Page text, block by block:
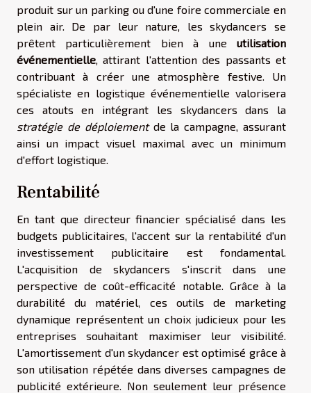
produit sur un parking ou d'une foire commerciale en
plein air. De par leur nature, les skydancers se
prêtent particulièrement bien à une utilisation
événementielle , attirant l'attention des passants et
contribuant à créer une atmosphère festive. Un
spécialiste en logistique événementielle valorisera
ces atouts en intégrant les skydancers dans la
stratégie de déploiementde la campagne, assurant
ainsi un impact visuel maximal avec un minimum
d'effort logistique.
Rentabilité
En tant que directeur financier spécialisé dans les
budgets publicitaires, l'accent sur la rentabilité d'un
investissement publicitaire est fondamental.
L'acquisition de skydancers s'inscrit dans une
perspective de coût-efficacité notable. Grâce à la
durabilité du matériel, ces outils de marketing
dynamique représentent un choix judicieux pour les
entreprises souhaitant maximiser leur visibilité.
L'amortissement d'un skydancer est optimisé grâce à
son utilisation répétée dans diverses campagnes de
publicité extérieure. Non seulement leur présence